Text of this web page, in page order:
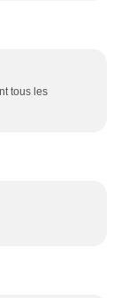
tous les